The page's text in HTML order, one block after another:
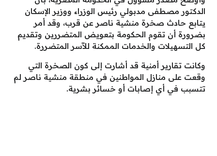
الدكتور مصطفى مدبولي رئيس الوزراء ووزير الإسكان
يتابع حادث صخرة منشية ناصر عن قرب، وقد أمر
بضرورة أن تقوم الحكومة بتعويض المتضررين وتقديم
كل التسهيلات والخدمات الممكنة للآسر المتضررة.
وكانت تقارير أمنية قد أشارت إلى كون الصخرة التي
وقعت على منازل المواطنين في منطقة منشية ناصر لم
تتسبب في أي إصابات أو خسائر بشرية.